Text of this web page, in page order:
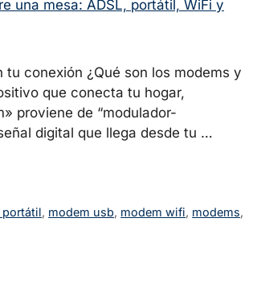
conexión ¿Qué son los modems y
que conecta tu hogar,
proviene de “modulador-
digital que llega desde tu …
portátil, modem usb, modem wifi, modems,